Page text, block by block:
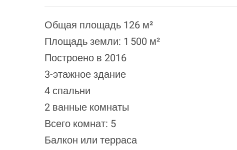
Общая площадь 126 м²
Площадь земли: 1 500 м²
Построено в 2016
3-этажное здание
4 спальни
2 ванные комнаты
Всего комнат: 5
Балкон или терраса